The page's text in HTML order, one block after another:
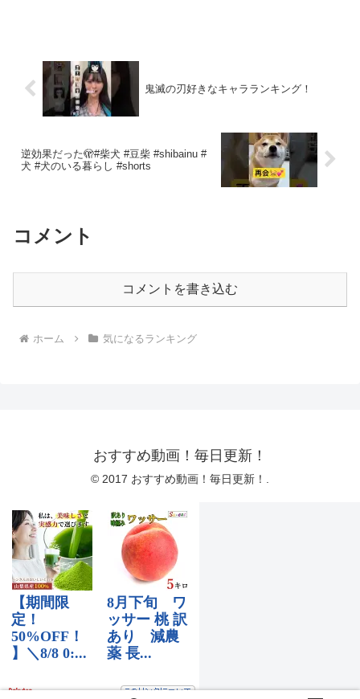
鬼滅の刃好きなキャラランキング！
逆効果だった🫣#柴犬 #豆柴 #shibainu #
犬 #犬のいる暮らし #shorts
コメント
コメントを書き込む
ホーム 気になるランキング
おすすめ動画！毎日更新！
© 2017 おすすめ動画！毎日更新！.